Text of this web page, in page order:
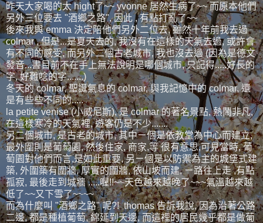
昨天大家喝的太 hight了~~ yvonne 居然生病了~~ 而原本他們
另外三位要去 "酒鄉之路", 因此 , 有點打亂了~~
後來我與 emma 決定陪他們另外二位去, 雖然十年前我去過
colmar , 但是...是夏天去的, 我沒有在這樣的天氣去過, 或許會
有不同的感受, 而另外二個古老城市, 我也沒去過 (因為是德文
發音...書目前不在手上無法說明是哪個城市, 只記得.....好長的
字, 好難唸的字.......)
冬天的 colmar, 聖誕氣息的 colmar, 與我記憶中的 colmar, 還
是有些些不同的.....
la petite venise (小威尼斯), 是 colmar 的著名景點, 熱鬧非凡,
在這樣寒冷的天氣裡, 遊客仍是不少.......
另二個城市, 是古老的城市, 其中ㄧ個是依教堂為中心而建立,
最外圍則是葡萄園, 然後住家, 商家,等 很有意思,可見當時, 葡
萄園對他們而言,是如此重要, 另ㄧ個是以防禦為主的城堡式建
築, 外圍築有圍牆, 厚實的圍牆, 依山坡而建, ㄧ路往上走 ,有點
孤寂, 最後走到城牆 .....喔!!~~天色越來越晚了~~~氣溫越來越
低了~~又下雪了~~~~
而為什麼叫 "酒鄉之路" 呢?! thomas 告訴我說, 因為沿著公路
二邊, 都是種植葡萄, 綿延到天邊, 而這裡的居民幾乎都是做葡